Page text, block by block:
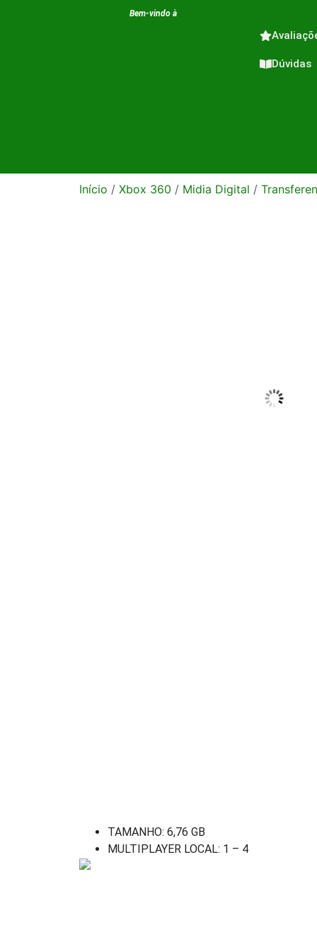
Bem-vindo à
Dúvidas
Início / Xbox 360 / Midia Digital /
TAMANHO: 6,76 GB
MULTIPLAYER LOCAL: 1 – 4